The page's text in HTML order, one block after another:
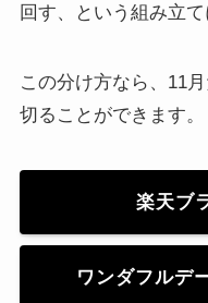
回す、という組み立て
この分け方なら、11
切ることができます。
楽天ブ
ワンダフルデ